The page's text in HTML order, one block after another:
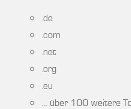
.de
.com
.net
.org
.eu
… über 100 weitere